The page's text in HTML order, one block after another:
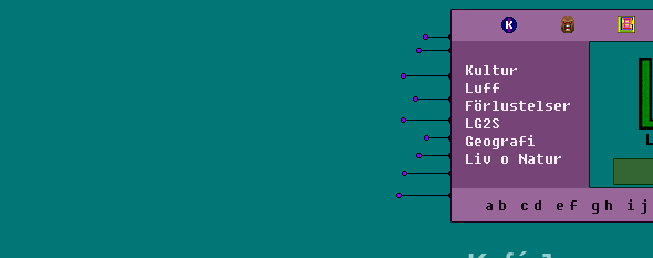
Kultur
Luff
Förlustelser
LG2S
Geografi
Liv o Natur
a b c d e f g h i j